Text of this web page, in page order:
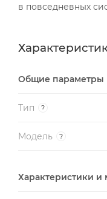
в повседневных
Общие параметры
Тип ?
Модель ?
Характеристики и